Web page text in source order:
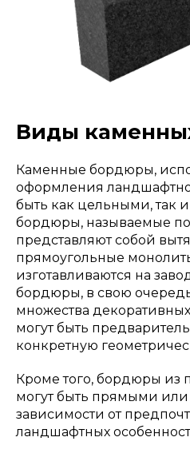
Виды
Каменные бордюры,
оформления
быть как цельными, так
бордюры, называемые
представляют собой
прямоугольные
изготавливаются на
бордюры, в свою
множества
могут быть
конкретную
Кроме того, бордюры из
могут быть прямыми
зависимости от
ландшафтных